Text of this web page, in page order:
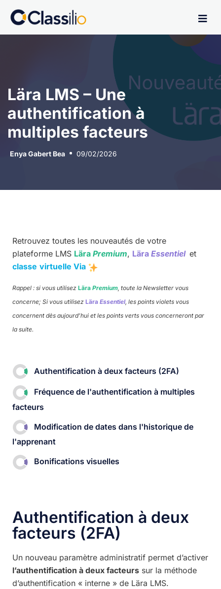
Lära LMS – Une
authentification à
multiples facteurs
Enya Gabert Bea 09/02/2026
Retrouvez toutes les nouveautés de votre
plateforme LMS Lära Premium, Lära Essentiel et
classe virtuelle Via
Rappel : si vous utilisez Lära Premium, toute la Newsletter vous
concerne; Si vous utilisez Lära Essentiel, les points violets vous
concernent dès aujourd’hui et les points verts vous concerneront par
la suite.
Authentification à deux facteurs (2FA)
Fréquence de l'authentification à multiples
facteurs​
Modification de dates dans l'historique de
l'apprenant​
Bonifications visuelles
Authentification à deux
facteurs (2FA)
Un nouveau paramètre administratif permet d’activer
l’authentification à deux facteurs sur la méthode
d’authentification « interne » de Lära LMS.